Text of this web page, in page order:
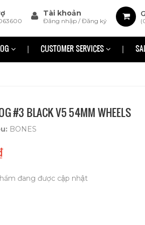
(
Tài khoản
Đăng nhập /Đăng ký
CUSTOMER SERVICES
#3 BLACK V5 54MM WHEELS
BONES
đang được cập nhật